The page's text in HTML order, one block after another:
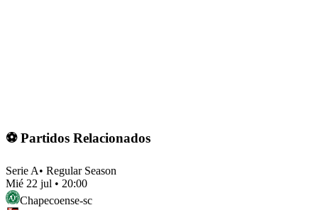
⚽ Partidos Relacionados
Serie A• Regular Season
Mié 22 jul • 20:00
Chapecoense-sc